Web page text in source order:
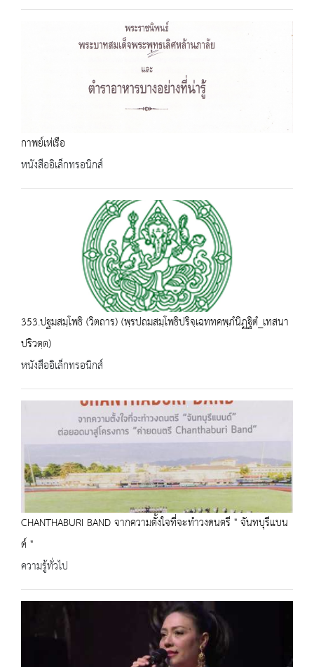
กาพย์เห่เรือ
หนังสืออิเล็กทรอนิกส์
353.ปฐมสมฺโพธิ (วิตถาร) (พฺรปถมสมฺโพธิปริจฺเฉททคพฺภํนิฏฐิตํ_เทสนา
ปริวตฺต)
หนังสืออิเล็กทรอนิกส์
CHANTHABURI BAND จากความตั้งใจที่จะทำวงดนตรี " จันทบุรีแบน
ด์ "
ความรู้ทั่วไป